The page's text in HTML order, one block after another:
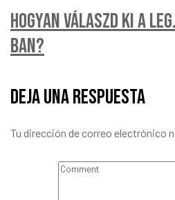
Hogyan válaszd ki a
ban?
Deja una respuesta
Tu dirección de correo electrónico